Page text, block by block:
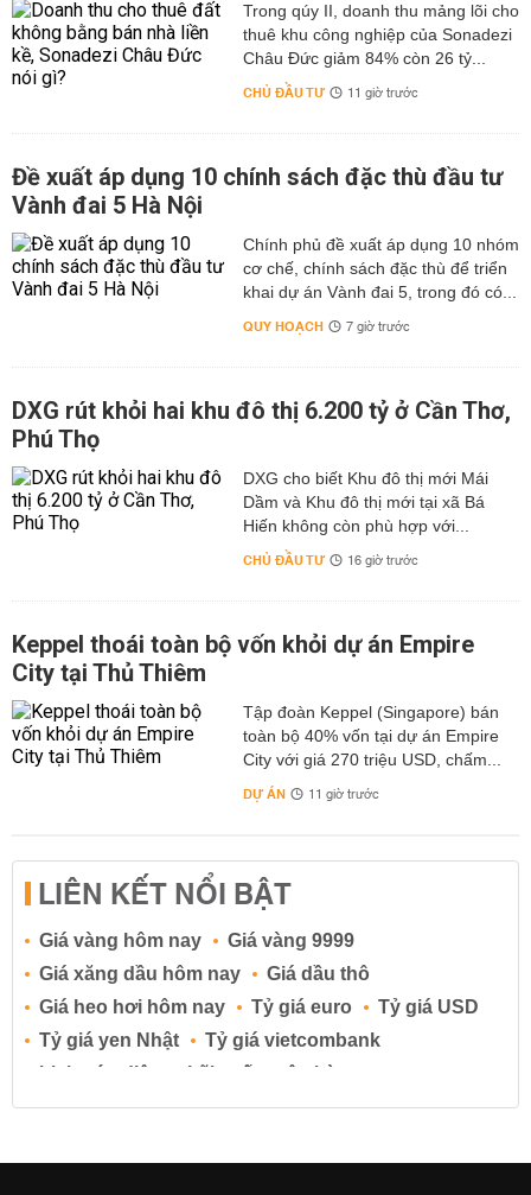
Trong qúy II, doanh thu mảng lõi cho
thuê khu công nghiệp của Sonadezi
Châu Đức giảm 84% còn 26 tỷ...
CHỦ ĐẦU TƯ 11 giờ trước
Đề xuất áp dụng 10 chính sách đặc thù đầu tư
Vành đai 5 Hà Nội
Chính phủ đề xuất áp dụng 10 nhóm
cơ chế, chính sách đặc thù để triển
khai dự án Vành đai 5, trong đó có...
QUY HOẠCH 7 giờ trước
DXG rút khỏi hai khu đô thị 6.200 tỷ ở Cần Thơ,
Phú Thọ
DXG cho biết Khu đô thị mới Mái
Dầm và Khu đô thị mới tại xã Bá
Hiến không còn phù hợp với...
CHỦ ĐẦU TƯ 16 giờ trước
Keppel thoái toàn bộ vốn khỏi dự án Empire
City tại Thủ Thiêm
Tập đoàn Keppel (Singapore) bán
toàn bộ 40% vốn tại dự án Empire
City với giá 270 triệu USD, chấm...
DỰ ÁN 11 giờ trước
LIÊN KẾT NỔI BẬT
Giá vàng hôm nay
Giá vàng 9999
Giá xăng dầu hôm nay
Giá dầu thô
Giá heo hơi hôm nay
Tỷ giá euro
Tỷ giá USD
Tỷ giá yen Nhật
Tỷ giá vietcombank
Lịch cúp điện
Lãi suất ngân hàng
Lãi suất tiết kiệm
Lãi suất tiền gửi